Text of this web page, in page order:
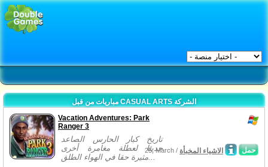
مباريات من قبل CASUAL ARTS الشركة
Vacation Adventures: Park
Ranger 3
تاريخ كبار الحارس الصاعد
حديثا لعطلة مغامرة أخرى
مثيرة حقا في الهواء الطلق...
حمل 25, March / الاشياء المخبأة